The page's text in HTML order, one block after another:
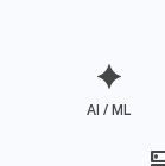
AI / ML